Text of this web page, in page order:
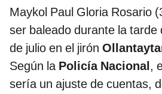
Maykol Paul Gloria Rosario
ser baleado durante la tarde
de julio en el jirón
Según la Policía Nacional,
sería un ajuste de cuentas,